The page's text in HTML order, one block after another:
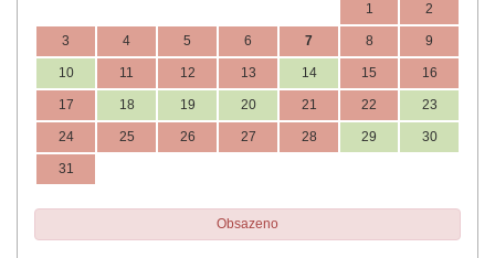
1 2
3 4 5 6 7 8 9
10 11 12 13 14 15 16
17 18 19 20 21 22 23
24 25 26 27 28 29 30
31
Obsazeno